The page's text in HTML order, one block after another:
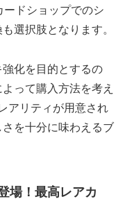
ードショップでのシ
選択肢となります。
化を目的とするの
って購入方法を考え
アリティが用意され
を十分に味わえるブ
場！最高レアカ